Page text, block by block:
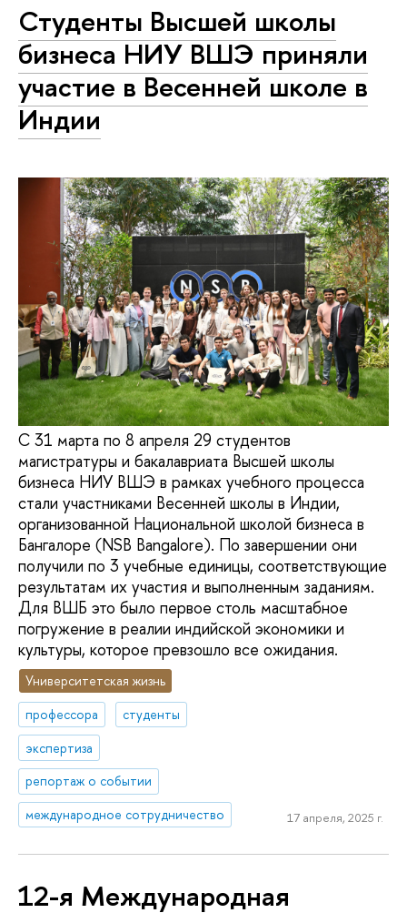
Студенты Высшей школы
бизнеса НИУ ВШЭ приняли
участие в Весенней школе в
Индии
С 31 марта по 8 апреля 29 студентов
магистратуры и бакалавриата Высшей школы
бизнеса НИУ ВШЭ в рамках учебного процесса
стали участниками Весенней школы в Индии,
организованной Национальной школой бизнеса в
Бангалоре (NSB Bangalore). По завершении они
получили по 3 учебные единицы, соответствующие
результатам их участия и выполненным заданиям.
Для ВШБ это было первое столь масштабное
погружение в реалии индийской экономики и
культуры, которое превзошло все ожидания.
Университетская жизнь
профессора
студенты
экспертиза
репортаж о событии
международное сотрудничество
17 апреля, 2025 г.
12-я Международная